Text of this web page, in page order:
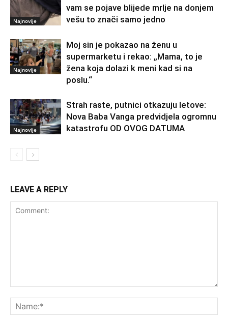
Najnovije
vam se pojave blijede mrlje na donjem
vešu to znači samo jedno
Najnovije
Moj sin je pokazao na ženu u
supermarketu i rekao: „Mama, to je
žena koja dolazi k meni kad si na
poslu.“
Najnovije
Strah raste, putnici otkazuju letove:
Nova Baba Vanga predvidjela ogromnu
katastrofu OD OVOG DATUMA
LEAVE A REPLY